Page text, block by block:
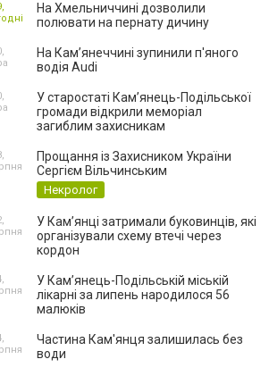
На Хмельниччині дозволили
полювати на пернату дичину
На Камʼянеччині зупинили п'яного
водія Audi
У старостаті Кам’янець-Подільської
громади відкрили меморіал
загиблим захисникам
Прощання із Захисником України
Сергієм Вільчинським
Некролог
У Кам’янці затримали буковинців, які
організували схему втечі через
кордон
У Кам’янець-Подільській міській
лікарні за липень народилося 56
малюків
Частина Кам'янця залишилась без
води